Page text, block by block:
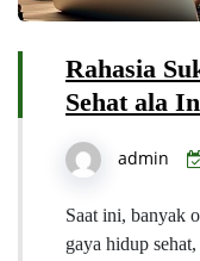
Rahasia
Sehat ala
admin
Saat ini, banyak
gaya hidup